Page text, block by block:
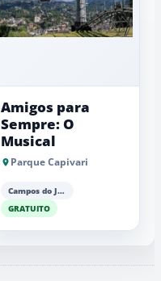
Amigos para
Sempre: O
Musical
Parque Capivari
Campos do Jordão
GRATUITO